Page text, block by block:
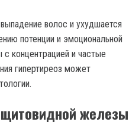
волос и ухудшается
потенции и эмоциональной
концентрацией и частые
гипертиреоз может
железы